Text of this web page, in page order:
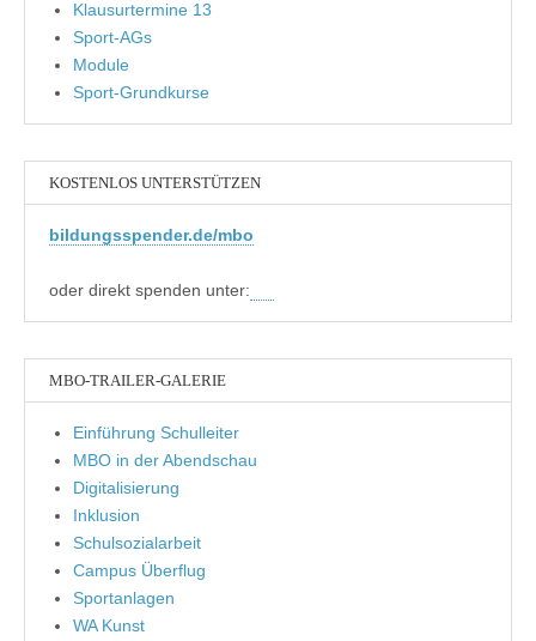
Klausurtermine 13
Sport-AGs
Module
Sport-Grundkurse
KOSTENLOS UNTERSTÜTZEN
bildungsspender.de/mbo
oder direkt spenden unter:
MBO-TRAILER-GALERIE
Einführung Schulleiter
MBO in der Abendschau
Digitalisierung
Inklusion
Schulsozialarbeit
Campus Überflug
Sportanlagen
WA Kunst